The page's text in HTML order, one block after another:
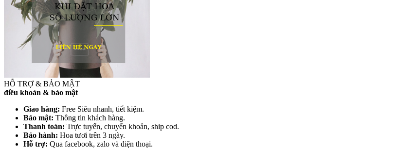
HỖ TRỢ & BẢO MẬT
điều khoản & bảo mật
Giao hàng: Free Siêu nhanh, tiết kiệm.
Bảo mật: Thông tin khách hàng.
Thanh toán: Trực tuyến, chuyển khoản, ship cod.
Bảo hành: Hoa tươi trên 3 ngày.
Hỗ trợ: Qua facebook, zalo và điện thoại.